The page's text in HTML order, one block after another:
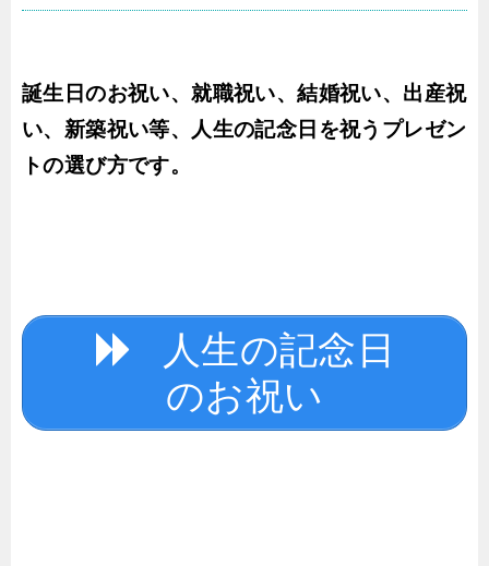
誕生日のお祝い、就職祝い、結婚祝い、出産祝
い、新築祝い等、人生の記念日を祝うプレゼン
トの選び方です。
人生の記念日
のお祝い